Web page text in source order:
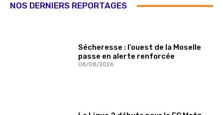
NOS DERNIERS REPORTAGES
Sécheresse : l’ouest de la Moselle
passe en alerte renforcée
08/08/2026